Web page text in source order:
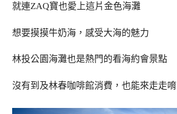
就連ZAQ寶也愛上這片金色海灘
想要摸摸牛奶海，感受大海的魅力
林投公園海灘也是熱門的看海約會景點
沒有到及林春咖啡館消費，也能來走走唷